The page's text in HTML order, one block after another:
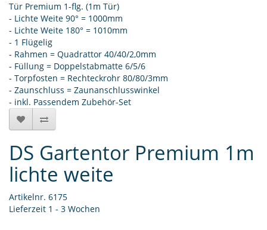
Tür Premium 1-flg. (1m Tür)
- Lichte Weite 90° = 1000mm
- Lichte Weite 180° = 1010mm
- 1 Flügelig
- Rahmen = Quadrattor 40/40/2,0mm
- Füllung = Doppelstabmatte 6/5/6
- Torpfosten = Rechteckrohr 80/80/3mm
- Zaunschluss = Zaunanschlusswinkel
- inkl. Passendem Zubehör-Set
DS Gartentor Premium 1m
lichte weite
Artikelnr. 6175
Lieferzeit 1 - 3 Wochen